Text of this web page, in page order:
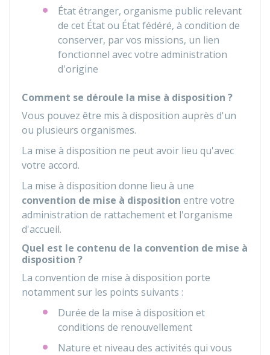
État étranger, organisme public relevant
de cet État ou État fédéré, à condition de
conserver, par vos missions, un lien
fonctionnel avec votre administration
d'origine
Comment se déroule la mise à disposition ?
Vous pouvez être mis à disposition auprès d'un
ou plusieurs organismes.
La mise à disposition ne peut avoir lieu qu'avec
votre accord.
La mise à disposition donne lieu à une
convention de mise à disposition entre votre
administration de rattachement et l'organisme
d'accueil.
Quel est le contenu de la convention de mise à
disposition ?
La convention de mise à disposition porte
notamment sur les points suivants :
Durée de la mise à disposition et
conditions de renouvellement
Nature et niveau des activités qui vous